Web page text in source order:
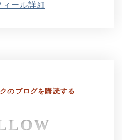
ィール詳細
のブログを購読する